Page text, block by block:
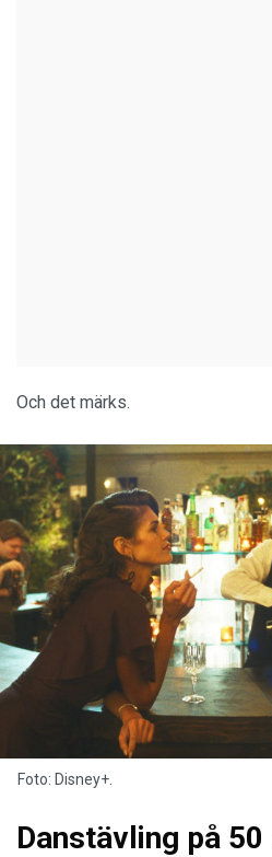
Och det märks.
Foto: Disney+.
Danstävling på